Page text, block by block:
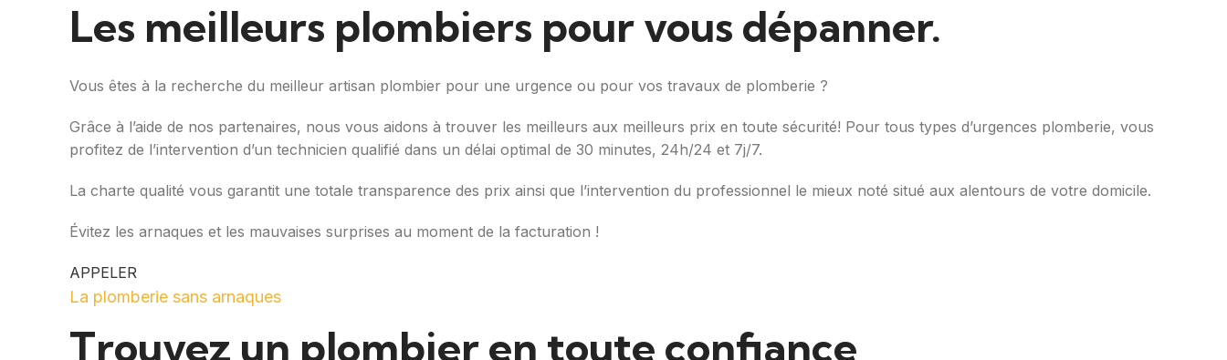
Les meilleurs plombiers pour vous dépanner.
Vous êtes à la recherche du meilleur artisan plombier pour une urgence ou pour vos travaux de plomberie ?
Grâce à l’aide de nos partenaires, nous vous aidons à trouver les meilleurs aux meilleurs prix en toute sécurité! Pour tous types d’urgences plomberie, vous
profitez de l’intervention d’un technicien qualifié dans un délai optimal de 30 minutes, 24h/24 et 7j/7.
La charte qualité vous garantit une totale transparence des prix ainsi que l’intervention du professionnel le mieux noté situé aux alentours de votre domicile.
Évitez les arnaques et les mauvaises surprises au moment de la facturation !
APPELER
La plomberie sans arnaques
Trouvez un plombier en toute confiance